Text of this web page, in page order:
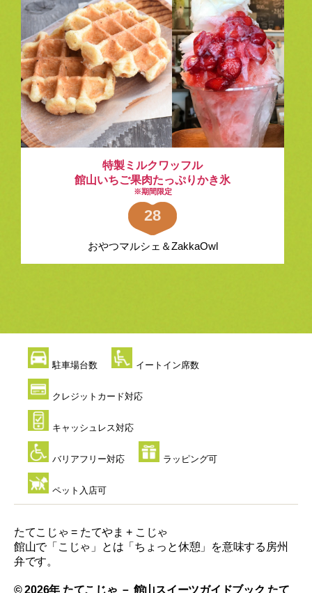
特製ミルクワッフル
館山いちご果肉たっぷりかき氷
※期間限定
28
おやつマルシェ＆ZakkaOwl
駐車場台数 イートイン席数
クレジットカード対応
キャッシュレス対応
バリアフリー対応 ラッピング可
ペット入店可
たてこじゃ = たてやま + こじゃ
館山で「こじゃ」とは「ちょっと休憩」を意味する房州
弁です。
© 2026年 たてこじゃ － 館山スイーツガイドブック たて